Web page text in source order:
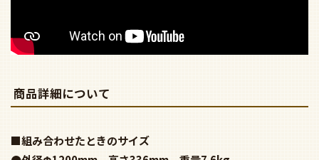
商品詳細について
■組み合わせたときのサイズ